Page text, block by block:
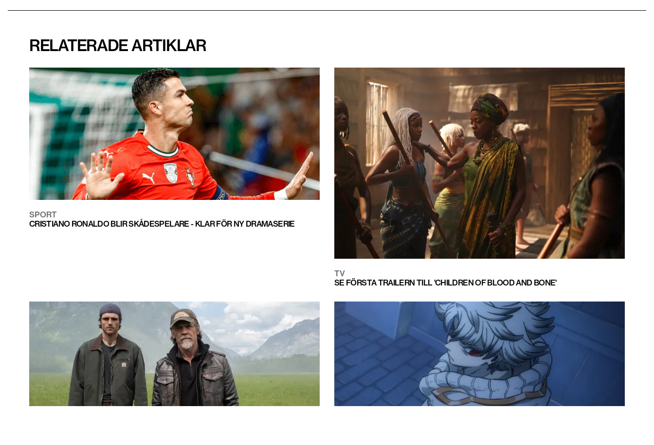
RELATERADE ARTIKLAR
SPORT
CRISTIANO RONALDO BLIR SKÅDESPELARE - KLAR FÖR NY DRAMASERIE
TV
SE FÖRSTA TRAILERN TILL 'CHILDREN OF BLOOD AND BONE'